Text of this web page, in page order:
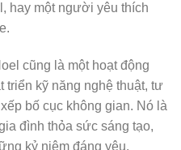
hay một người yêu thích
cũng là một hoạt động
triển kỹ năng nghệ thuật, tư
bố cục không gian. Nó là
đình thỏa sức sáng tạo,
kỷ niệm đáng yêu.